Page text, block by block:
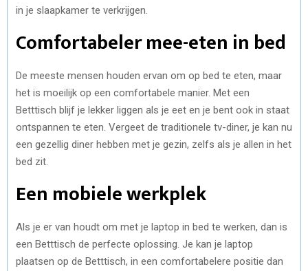
in je slaapkamer te verkrijgen.
Comfortabeler mee-eten in bed
De meeste mensen houden ervan om op bed te eten, maar
het is moeilijk op een comfortabele manier. Met een
Betttisch blijf je lekker liggen als je eet en je bent ook in staat
ontspannen te eten. Vergeet de traditionele tv-diner, je kan nu
een gezellig diner hebben met je gezin, zelfs als je allen in het
bed zit.
Een mobiele werkplek
Als je er van houdt om met je laptop in bed te werken, dan is
een Betttisch de perfecte oplossing. Je kan je laptop
plaatsen op de Betttisch, in een comfortabelere positie dan